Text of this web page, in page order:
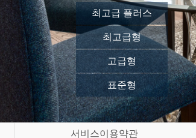
최고급 플러스
최고급형
고급형
표준형
서비스이용약관